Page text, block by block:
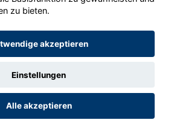
GmbH 2020 - 2026
zu bieten.
akzeptieren
Einstellungen
Alle akzeptieren